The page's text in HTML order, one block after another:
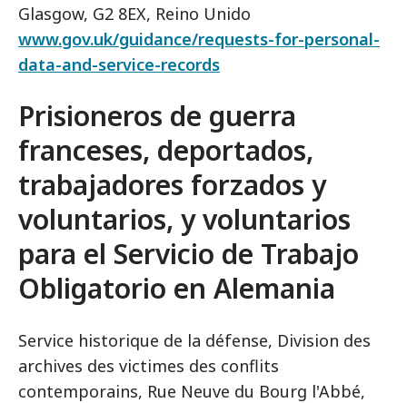
Glasgow, G2 8EX, Reino Unido
www.gov.uk/guidance/requests-for-personal-
data-and-service-records
Prisioneros de guerra
franceses, deportados,
trabajadores forzados y
voluntarios, y voluntarios
para el Servicio de Trabajo
Obligatorio en Alemania
Service historique de la défense, Division des
archives des victimes des conflits
contemporains, Rue Neuve du Bourg l'Abbé,